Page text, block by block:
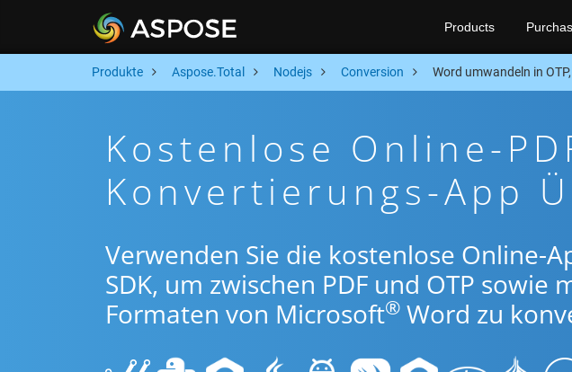
Products
Produkte Aspose.Total Nodejs Conversion Word umwandeln in
Kostenlose Online-
Konvertierungs-App
Verwenden Sie die kostenlose Online-
SDK, um zwischen PDF und OTP sowie
Formaten von Microsoft® Word zu